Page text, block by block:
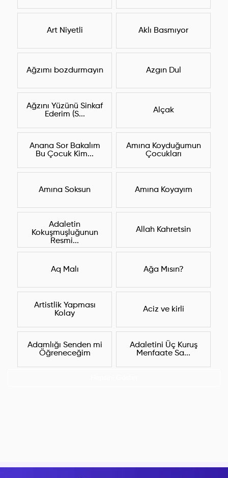
Art Niyetli Aklı Basmıyor
Ağzımı bozdurmayın Azgın Dul
Ağzını Yüzünü Sinkaf
Ederim (S...
Alçak
Anana Sor Bakalım
Bu Çocuk Kim...
Amına Koyduğumun
Çocukları
Amına Soksun Amına Koyayım
Adaletin
Kokuşmuşluğunun
Resmi...
Allah Kahretsin
Aq Malı Ağa Mısın?
Artistlik Yapması
Kolay
Aciz ve kirli
Adamlığı Senden mi
Öğreneceğim
Adaletini Üç Kuruş
Menfaate Sa...